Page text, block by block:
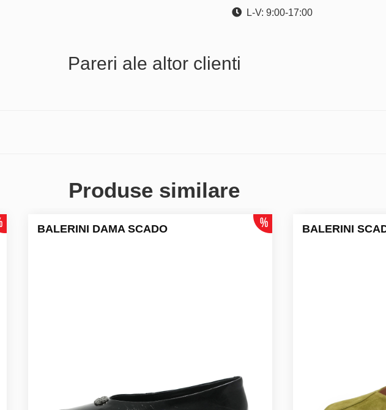
L-V: 9:00-17:00
Pareri ale altor clienti
Produse similare
BALERINI DAMA SCADO BALERINI